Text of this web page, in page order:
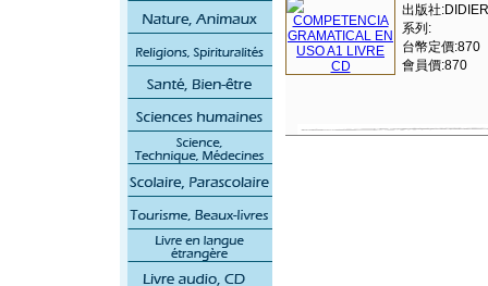
出版社
系列:
台幣定價:870
會員價:870